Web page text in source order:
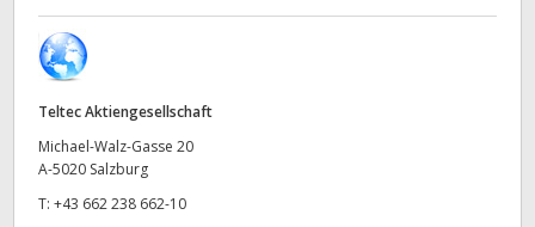
Teltec Aktiengesellschaft
Michael-Walz-Gasse 20
A-5020 Salzburg
T: +43 662 238 662-10